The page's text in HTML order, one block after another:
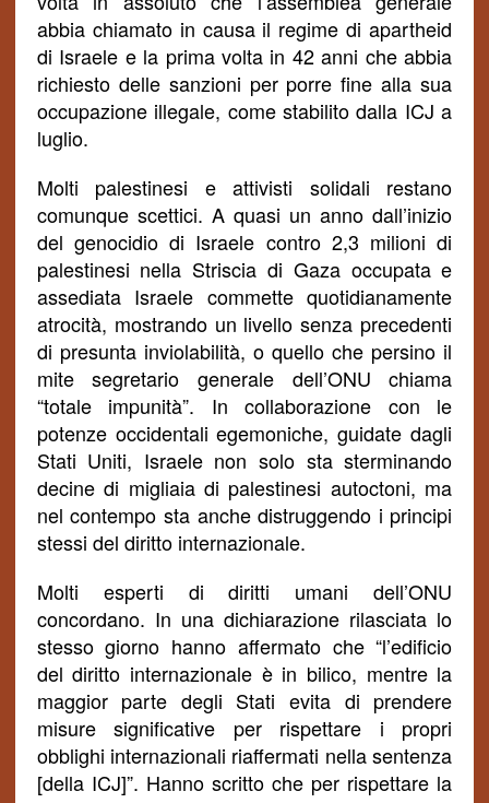
abbia chiamato in causa il regime di apartheid
di Israele e la prima volta in 42 anni che abbia
richiesto delle sanzioni per porre fine alla sua
occupazione illegale, come stabilito dalla ICJ a
luglio.
Molti palestinesi e attivisti solidali restano
comunque scettici. A quasi un anno dall’inizio
del genocidio di Israele contro 2,3 milioni di
palestinesi nella Striscia di Gaza occupata e
assediata Israele commette quotidianamente
atrocità, mostrando un livello senza precedenti
di presunta inviolabilità, o quello che persino il
mite segretario generale dell’ONU chiama
“totale impunità”. In collaborazione con le
potenze occidentali egemoniche, guidate dagli
Stati Uniti, Israele non solo sta sterminando
decine di migliaia di palestinesi autoctoni, ma
nelcontempo sta anche distruggendo i principi
stessi del diritto internazionale.
Molti esperti di diritti umani dell’ONU
concordano. In una dichiarazione rilasciata lo
stesso giorno hanno affermato che “l’edificio
del diritto internazionale è in bilico, mentre la
maggior parte degli Stati evita di prendere
misure significative per rispettare i propri
obblighi internazionali riaffermati nella sentenza
[della ICJ]”. Hanno scritto che per rispettare la